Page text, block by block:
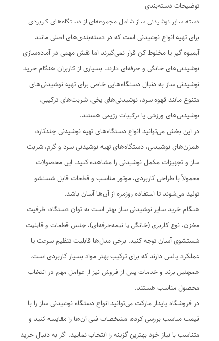
توضیحات دسته‌بندی
دسته سایر نوشیدنی ساز شامل مجموعه‌ای از دستگاه‌های کاربردی
برای تهیه انواع نوشیدنی است که در دسته‌بندی‌های اصلی مانند
آبمیوه گیر یا مخلوط کن قرار نمی‌گیرند اما نقش مهمی در آماده‌سازی
نوشیدنی‌های خانگی و حرفه‌ای دارند. بسیاری از کاربران هنگام خرید
نوشیدنی ساز به دنبال دستگاه‌هایی خاص برای تهیه نوشیدنی‌های
متنوع مانند قهوه سرد، نوشیدنی‌های یخی، شربت‌های ترکیبی،
نوشیدنی‌های ورزشی یا ترکیبات رژیمی هستند.
در این بخش می‌توانید انواع دستگاه‌های تهیه نوشیدنی چندکاره،
همزن‌های نوشیدنی، دستگاه‌های تهیه نوشیدنی سرد و گرم، شربت
ساز و تجهیزات مکمل نوشیدنی را مشاهده کنید. این محصولات
معمولاً با طراحی کاربردی، موتور مناسب و قطعات قابل شستشو
تولید می‌شوند تا استفاده روزمره از آن‌ها آسان باشد.
هنگام خرید سایر نوشیدنی ساز بهتر است به توان دستگاه، ظرفیت
مخزن، نوع کاربری (خانگی یا نیمه‌حرفه‌ای)، جنس قطعات و قابلیت
شستشوی آسان توجه کنید. برخی مدل‌ها قابلیت تنظیم سرعت یا
عملکرد پالس دارند که برای ترکیب بهتر مواد بسیار کاربردی است.
همچنین برند و خدمات پس از فروش نیز از عوامل مهم در انتخاب
محصول مناسب هستند.
در فروشگاه پایدار مارکت می‌توانید انواع دستگاه نوشیدنی ساز را با
قیمت مناسب بررسی کرده، مشخصات فنی آن‌ها را مقایسه کنید و
متناسب با نیاز خود بهترین گزینه را انتخاب نمایید. اگر به دنبال خرید